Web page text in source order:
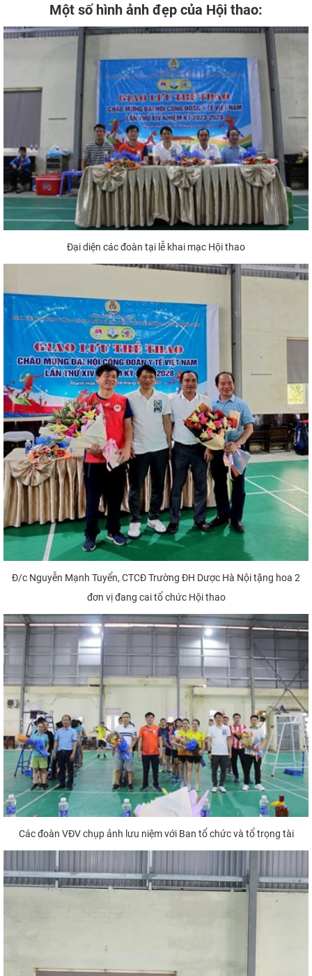
Một số hình ảnh đẹp của Hội thao:
Đại diện các đoàn tại lễ khai mạc Hội thao
Đ/c Nguyễn Mạnh Tuyển, CTCĐ Trường ĐH Dược Hà Nội tặng hoa 2
đơn vị đang cai tổ chức Hội thao
Các đoàn VĐV chụp ảnh lưu niệm với Ban tổ chức và tổ trọng tài